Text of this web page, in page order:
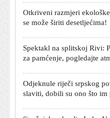
Otkriveni razmjeri
se može širiti desetljećima!
Spektakl na splitskoj Rivi:
za pamćenje, pogledajte
Odjeknule riječi srpskog
slaviti, dobili su ono što im
Stručnjak nahvalio Luku